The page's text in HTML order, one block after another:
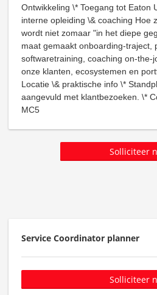
Ontwikkeling \* Toegang tot Eaton
interne opleiding \& coaching Hoe
wordt niet zomaar "in het diepe
maat gemaakt onboarding‑traject,
softwaretraining, coaching
onze klanten, ecosystemen en
Locatie \& praktische info \*
aangevuld met klantbezoeken. \*
MC5
Solliciteer
Service Coordinator planner
Solliciteer